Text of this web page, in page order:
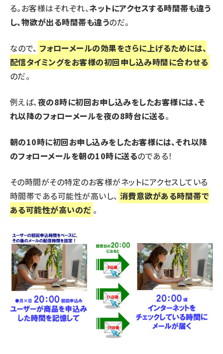
る。お客様はそれぞれ、ネットにアクセスする時間帯も違う
し、物欲が出る時間帯も違うのだ。
なので、 フォローメールの効果をさらに上げるためには、
配信タイミングをお客様の初回申し込み時間に合わせる
のだ。
例えば、夜の8時に初回お申し込みをしたお客様には、そ
れ以降のフォローメールを夜の8時台に送る。
朝の10時に初回お申し込みをしたお客様には、それ以降
のフォローメールを朝の10時に送るのである！
その時間がその特定のお客様がネットにアクセスしている
時間帯である可能性が高いし、 消費意欲がある時間帯で
ある可能性が高いのだ 。